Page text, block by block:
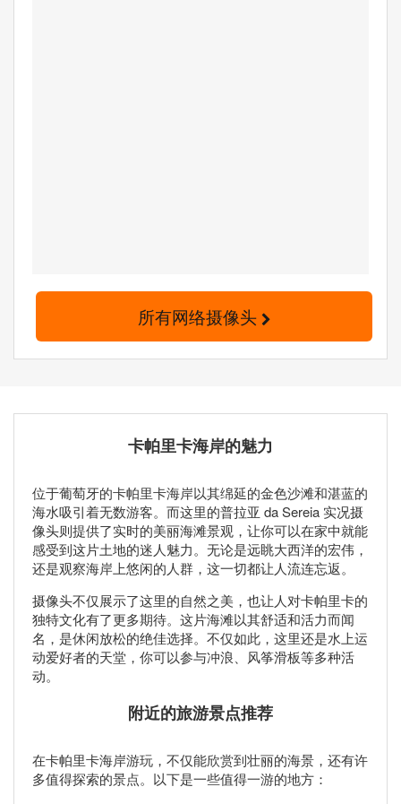
所有网络摄像头
卡帕里卡海岸的魅力
位于葡萄牙的卡帕里卡海岸以其绵延的金色沙滩和湛蓝的
海水吸引着无数游客。而这里的普拉亚 da Sereia 实况摄
像头则提供了实时的美丽海滩景观，让你可以在家中就能
感受到这片土地的迷人魅力。无论是远眺大西洋的宏伟，
还是观察海岸上悠闲的人群，这一切都让人流连忘返。
摄像头不仅展示了这里的自然之美，也让人对卡帕里卡的
独特文化有了更多期待。这片海滩以其舒适和活力而闻
名，是休闲放松的绝佳选择。不仅如此，这里还是水上运
动爱好者的天堂，你可以参与冲浪、风筝滑板等多种活
动。
附近的旅游景点推荐
在卡帕里卡海岸游玩，不仅能欣赏到壮丽的海景，还有许
多值得探索的景点。以下是一些值得一游的地方：